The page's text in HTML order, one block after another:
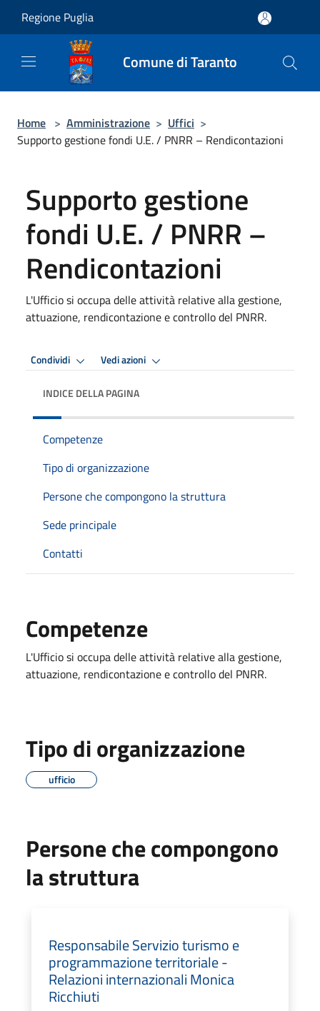
Regione Puglia
Comune di Taranto
Home > Amministrazione > Uffici >
Supporto gestione fondi U.E. / PNRR – Rendicontazioni
Supporto gestione
fondi U.E. / PNRR –
Rendicontazioni
L'Ufficio si occupa delle attività relative alla gestione,
attuazione, rendicontazione e controllo del PNRR.
Condividi Vedi azioni
INDICE DELLA PAGINA
Competenze
Tipo di organizzazione
Persone che compongono la struttura
Sede principale
Contatti
Competenze
L'Ufficio si occupa delle attività relative alla gestione,
attuazione, rendicontazione e controllo del PNRR.
Tipo di organizzazione
ufficio
Persone che compongono
la struttura
Responsabile Servizio turismo e
programmazione territoriale -
Relazioni internazionali Monica
Ricchiuti